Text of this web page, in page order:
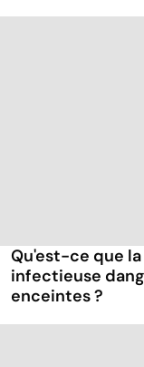
Qu'est-ce que
infectieuse
enceintes ?